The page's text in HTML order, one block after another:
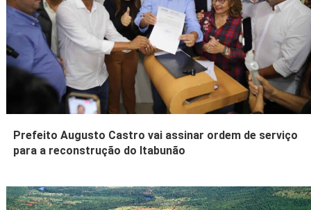
Prefeito Augusto Castro vai assinar ordem de serviço
para a reconstrução do Itabunão